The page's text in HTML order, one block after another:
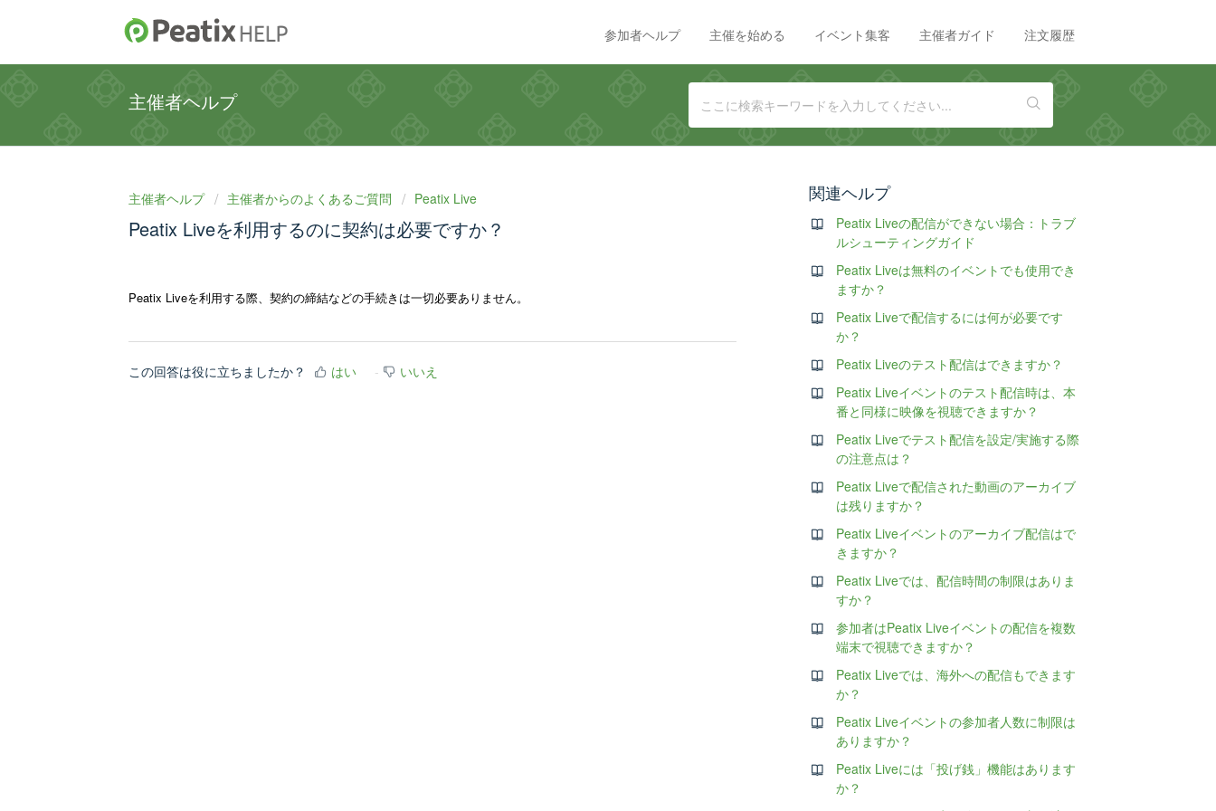
参加者ヘルプ 主催を始める イベント集客 主催者ガイド 注文履歴
主催者ヘルプ
主催者ヘルプ 主催者からのよくあるご質問 Peatix Live
Peatix Liveを利用するのに契約は必要ですか？
Peatix Liveを利用する際、契約の締結などの手続きは一切必要ありません。
この回答は役に立ちましたか？ はい いいえ
関連ヘルプ
Peatix Liveの配信ができない場合：トラブ
ルシューティングガイド
Peatix Liveは無料のイベントでも使用でき
ますか？
Peatix Liveで配信するには何が必要です
か？
Peatix Liveのテスト配信はできますか？
Peatix Liveイベントのテスト配信時は、本
番と同様に映像を視聴できますか？
Peatix Liveでテスト配信を設定/実施する際
の注意点は？
Peatix Liveで配信された動画のアーカイブ
は残りますか？
Peatix Liveイベントのアーカイブ配信はで
きますか？
Peatix Liveでは、配信時間の制限はありま
すか？
参加者はPeatix Liveイベントの配信を複数
端末で視聴できますか？
Peatix Liveでは、海外への配信もできます
か？
Peatix Liveイベントの参加者人数に制限は
ありますか？
Peatix Liveには「投げ銭」機能はあります
か？